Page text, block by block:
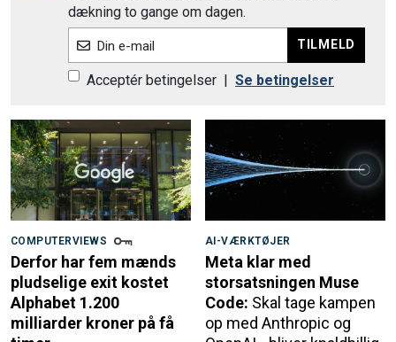
dækning to gange om dagen.
Din e-mail TILMELD
Acceptér betingelser | Se betingelser
COMPUTERVIEWS
Derfor har fem mænds
pludselige exit kostet
Alphabet 1.200
milliarder kroner på få
AI-VÆRKTØJER
Meta klar med
storsatsningen Muse
Code: Skal tage kampen
op med Anthropic og